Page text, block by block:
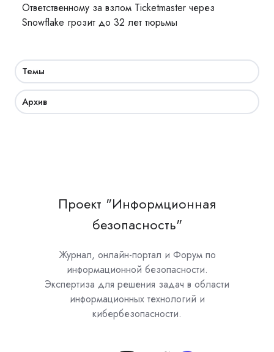
Ответственному за взлом Ticketmaster через
Snowflake грозит до 32 лет тюрьмы
Темы
Архив
Проект "Информционная
безопасность"
Журнал, онлайн-портал и Форум по
информационной безопасности.
Экспертиза для решения задач в области
информационных технологий и
кибербезопасности.